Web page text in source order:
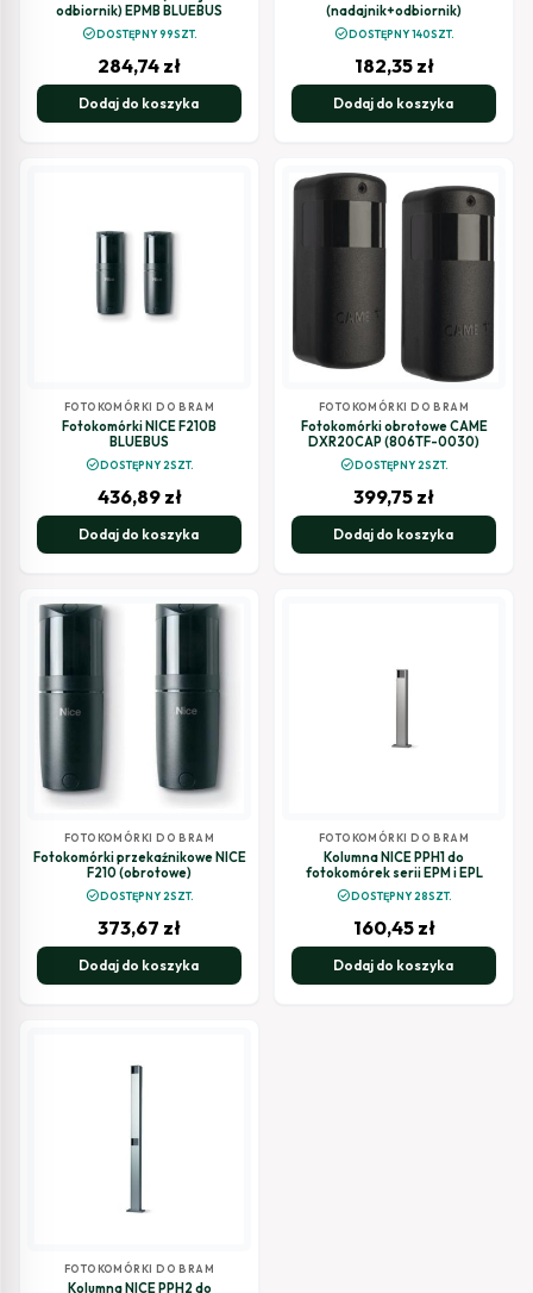
odbiornik) EPMB BLUEBUS
check_circleDOSTĘPNY 99SZT.
284,74 zł
Dodaj do koszyka
(nadajnik+odbiornik)
check_circleDOSTĘPNY 140SZT.
182,35 zł
Dodaj do koszyka
FOTOKOMÓRKI DO BRAM
Fotokomórki NICE F210B
BLUEBUS
check_circleDOSTĘPNY 2SZT.
436,89 zł
Dodaj do koszyka
FOTOKOMÓRKI DO BRAM
Fotokomórki obrotowe CAME
DXR20CAP (806TF-0030)
check_circleDOSTĘPNY 2SZT.
399,75 zł
Dodaj do koszyka
FOTOKOMÓRKI DO BRAM
Fotokomórki przekaźnikowe NICE
F210 (obrotowe)
check_circleDOSTĘPNY 2SZT.
373,67 zł
Dodaj do koszyka
FOTOKOMÓRKI DO BRAM
Kolumna NICE PPH1 do
fotokomórek serii EPM i EPL
check_circleDOSTĘPNY 28SZT.
160,45 zł
Dodaj do koszyka
FOTOKOMÓRKI DO BRAM
Kolumna NICE PPH2 do